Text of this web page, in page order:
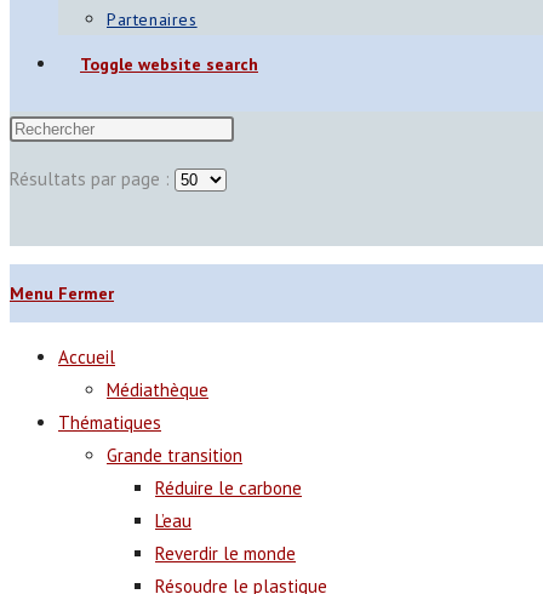
Partenaires
Toggle website search
Résultats par page :
Menu Fermer
Accueil
Médiathèque
Thématiques
Grande transition
Réduire le carbone
L’eau
Reverdir le monde
Résoudre le plastique